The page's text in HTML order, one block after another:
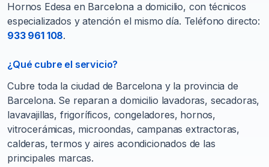
Hornos Edesa en Barcelona a domicilio, con técnicos
especializados y atención el mismo día. Teléfono directo:
933 961 108.
¿Qué cubre el servicio?
Cubre toda la ciudad de Barcelona y la provincia de
Barcelona. Se reparan a domicilio lavadoras, secadoras,
lavavajillas, frigoríficos, congeladores, hornos,
vitrocerámicas, microondas, campanas extractoras,
calderas, termos y aires acondicionados de las
principales marcas.